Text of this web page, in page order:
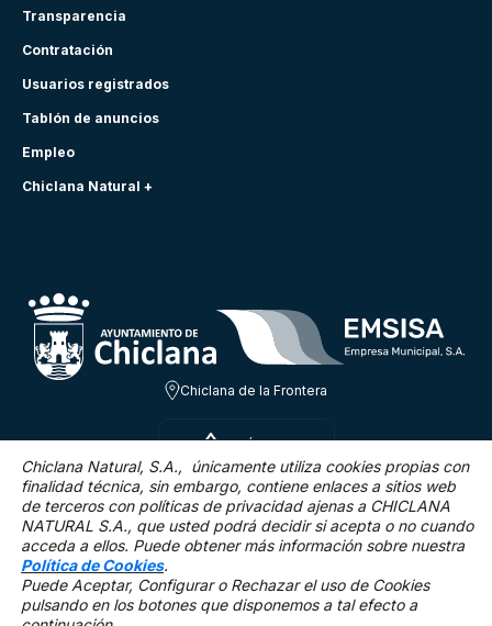
Transparencia
Contratación
Usuarios registrados
Tablón de anuncios
Empleo
Chiclana Natural +
Chiclana de la Frontera
SÁB 8 AGO
26ºC
1.1 Km/h 0 %
Chiclana Natural, S.A., únicamente utiliza cookies propias con
finalidad técnica, sin embargo, contiene enlaces a sitios web
de terceros con políticas de privacidad ajenas a CHICLANA
NATURAL S.A., que usted podrá decidir si acepta o no cuando
acceda a ellos. Puede obtener más información sobre nuestra
Política de Cookies.
Puede Aceptar, Configurar o Rechazar el uso de Cookies
pulsando en los botones que disponemos a tal efecto a